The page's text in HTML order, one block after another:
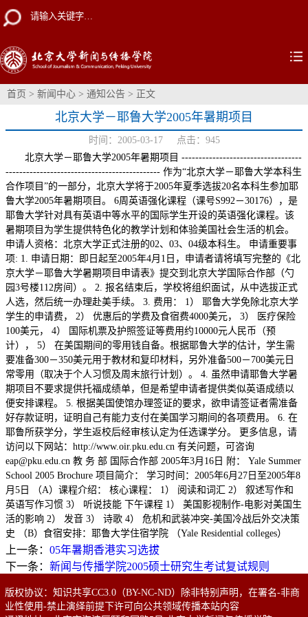
首页 > 新闻中心 > 通知公告 > 正文
北京大学－耶鲁大学2005年暑期项目
时间：2005-03-17 点击： 945
北京大学－耶鲁大学2005年暑期项目 -----------------------------------
--------------------------------------------- 作为“北京大学－耶鲁大学本科生
合作项目”的一部分，北京大学将于2005年夏季选拔20名本科生参加耶
鲁大学2005年暑期项目。 6周英语强化课程（课号S992－30176），是
耶鲁大学针对具有英语中等水平的国际学生开设的英语强化课程。该
暑期项目为学生提供特色化的教学计划和体验美国社会生活的机会。
申请人资格：北京大学正式注册的02、03、04级本科生。 申请重要事
项: 1. 申请日期：即日起至2005年4月1日，申请者请将填写完整的《北
京大学－耶鲁大学暑期项目申请表》提交到北京大学国际合作部（勺
园3号楼112房间）。 2. 报名结束后，学校将组织面试，从中选拔正式
人选，然后统一办理赴美手续。 3. 费用： 1） 耶鲁大学免除北京大学
学生的申请费， 2） 优惠后的学费及食宿费4000美元， 3） 医疗保险
100美元， 4） 国际机票及护照签证等费用约10000元人民币（预
计）， 5） 在美国期间的零用钱自备。根据耶鲁大学的估计，学生需
要准备300－350美元用于教材和复印材料，另外准备500－700美元日
常零用（取决于个人习惯及周末旅行计划）。 4. 虽然申请耶鲁大学暑
期项目不要求提供托福成绩单，但是希望申请者提供类似英语成绩以
便安排课程。 5. 根据美国使馆办理签证的要求，欲申请签证者需准备
好存款证明，证明自己有能力支付在美国学习期间的各项费用。 6. 在
耶鲁所获学分，学生返校后经审核认定为任选课学分。 更多信息，请
访问以下网站：http://www.oir.pku.edu.cn 有关问题，可咨询
eap@pku.edu.cn 教 务 部 国际合作部 2005年3月16日 附： Yale Summer
School 2005 Brochure 项目简介： 学习时间：2005年6月27日至2005年8
月5日 （A）课程介绍： 核心课程： 1） 阅读和词汇 2） 叙述写作和
英语写作习惯 3） 听说技能 下午课程 1） 美国影视制作-电影对美国生
活的影响 2） 发音 3） 诗歌 4） 危机和武装冲突-美国冷战后外交决策
史 （B）食宿安排：耶鲁大学住宿学院 （Yale Residential colleges）
上一条： 05年暑期香港实习选拔
下一条： 新闻与传播学院2005硕士研究生考试复试规则
版权协议：知识共享CC3.0（BY-NC-ND）除非特别声明，在署名-非商
业性使用-禁止演绎前提下许可向公共领域传播本站内容